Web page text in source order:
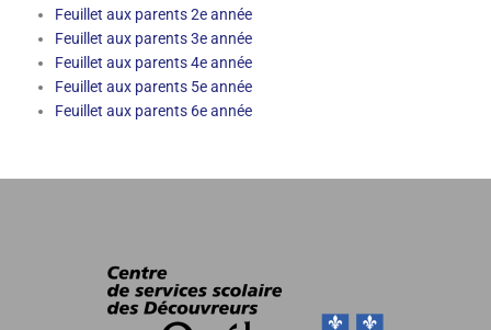
Feuillet aux parents 2e année
Feuillet aux parents 3e année
Feuillet aux parents 4e année
Feuillet aux parents 5e année
Feuillet aux parents 6e année